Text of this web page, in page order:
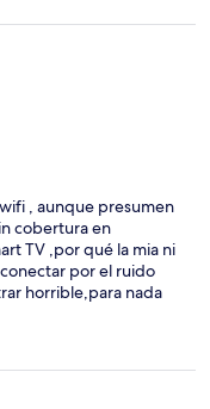
, aunque presumen
cobertura en
TV ,por qué la mia ni
por el ruido
horrible,para nada
opciones en la